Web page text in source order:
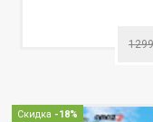
Скидка -18%